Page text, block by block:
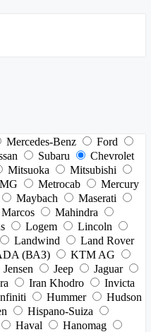
Mercedes-Benz
Ford
Subaru
Chevrolet
Mitsuoka
Mitsubishi
MG Metrocab
Mercury
Maybach
Maserati
Marcos
Mahindra
Logem
Lincoln
Landwind
Land Rover
(ВАЗ)
KTM AG
Jensen Jeep
Jaguar
Iran Khodro
Invicta
Hummer
Hudson
Hispano-Suiza
Haval
Hanomag